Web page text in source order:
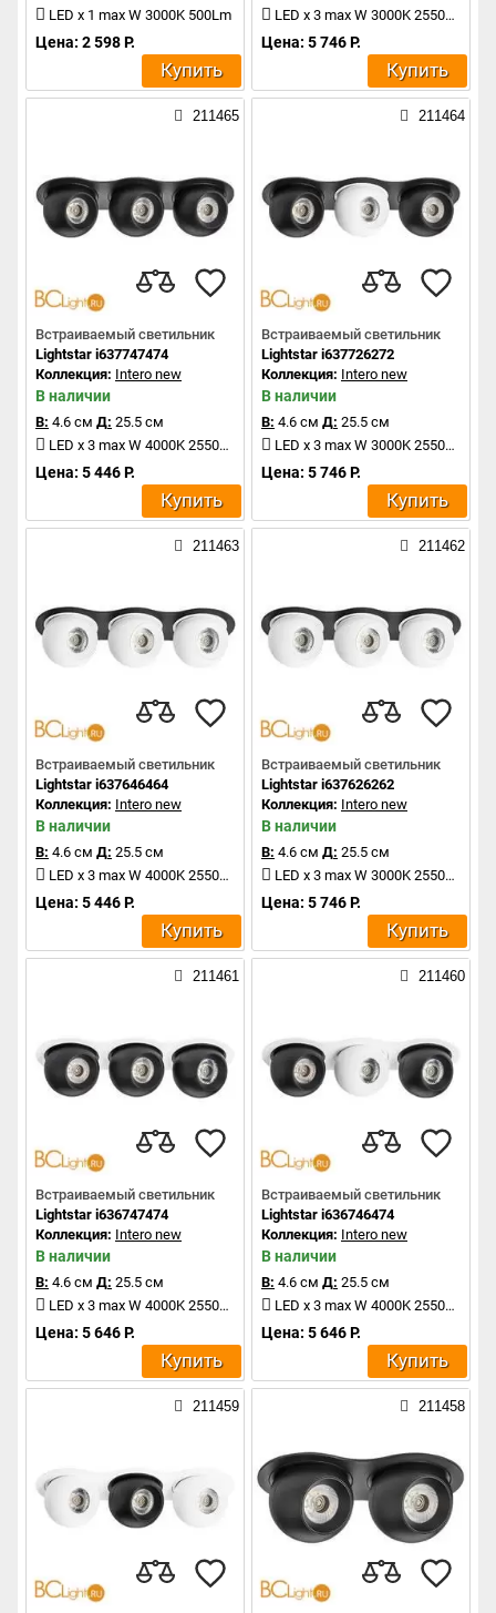
LED x 1 max W 3000K 500Lm
Цена: 2 598 Р.
Купить
LED x 3 max W 3000K 2550Lm
Цена: 5 746 Р.
Купить
211465
Встраиваемый светильник
Lightstar i637747474
Коллекция: Intero new
В наличии
В: 4.6 см Д: 25.5 см
LED x 3 max W 4000K 2550Lm
Цена: 5 446 Р.
Купить
211464
Встраиваемый светильник
Lightstar i637726272
Коллекция: Intero new
В наличии
В: 4.6 см Д: 25.5 см
LED x 3 max W 3000K 2550Lm
Цена: 5 746 Р.
Купить
211463
Встраиваемый светильник
Lightstar i637646464
Коллекция: Intero new
В наличии
В: 4.6 см Д: 25.5 см
LED x 3 max W 4000K 2550Lm
Цена: 5 446 Р.
Купить
211462
Встраиваемый светильник
Lightstar i637626262
Коллекция: Intero new
В наличии
В: 4.6 см Д: 25.5 см
LED x 3 max W 3000K 2550Lm
Цена: 5 746 Р.
Купить
211461
Встраиваемый светильник
Lightstar i636747474
Коллекция: Intero new
В наличии
В: 4.6 см Д: 25.5 см
LED x 3 max W 4000K 2550Lm
Цена: 5 646 Р.
Купить
211460
Встраиваемый светильник
Lightstar i636746474
Коллекция: Intero new
В наличии
В: 4.6 см Д: 25.5 см
LED x 3 max W 4000K 2550Lm
Цена: 5 646 Р.
Купить
211459 211458